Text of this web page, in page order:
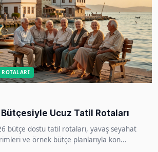
ROTALARI
Ucuz Tatil Rotaları
bütçe dostu tatil rotaları, yavaş seyahat
ve örnek bütçe planlarıyla kon...